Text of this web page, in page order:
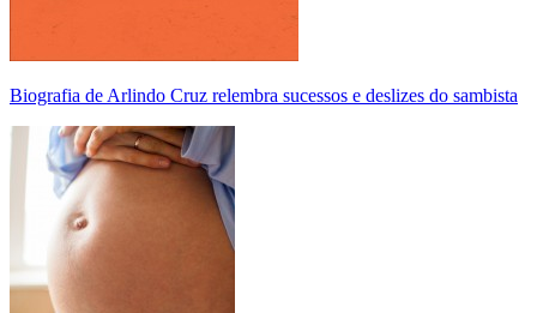
Biografia de Arlindo Cruz relembra sucessos e deslizes do sambista